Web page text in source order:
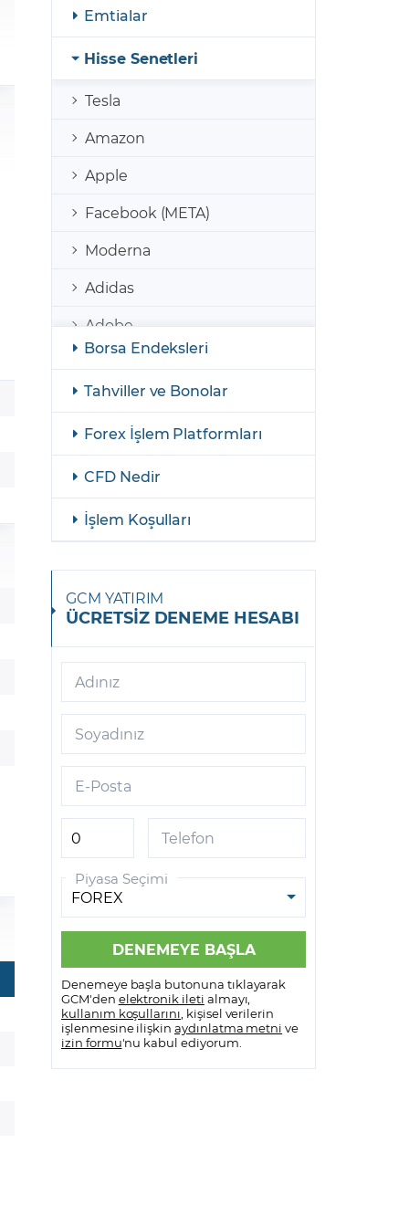
GCM Borsa Trader Eğitim Videoları
Emtialar
Hisse Senetleri
Tesla
Amazon
Apple
Facebook (META)
Moderna
Adidas
Adobe
Coinbase
AliBaba
Allianz
American Airlines Group
AT&T
Aurora
Axa
Baidu
Banco Santander
Bank of America
BG Group
Barclays
Bayer
Berkshire Hathaway
Beyond Meat
BNP Paribas
Borsa Endeksleri
Tahviller ve Bonolar
Forex İşlem Platformları
CFD Nedir
İşlem Koşulları
GCM YATIRIM
ÜCRETSİZ DENEME HESABI
Adınız
Soyadınız
E-Posta
Telefon
Piyasa Seçimi
Denemeye başla butonuna tıklayarak
GCM'den elektronik ileti almayı,
kullanım koşullarını , kişisel verilerin
işlenmesine ilişkin aydınlatma metni ve
izin formu'nu kabul ediyorum.